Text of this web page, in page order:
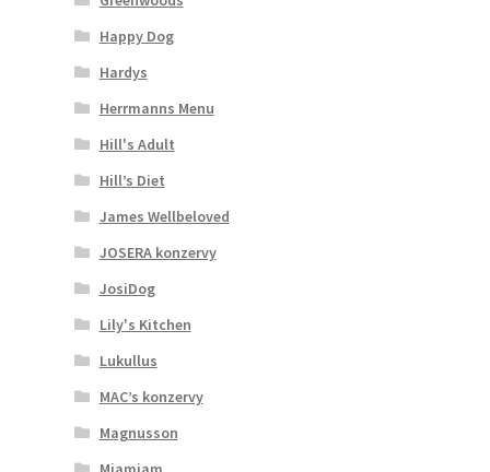
Happy Dog
Hardys
Herrmanns Menu
Hill's Adult
Hill’s Diet
James Wellbeloved
JOSERA konzervy
JosiDog
Lily's Kitchen
Lukullus
MAC’s konzervy
Magnusson